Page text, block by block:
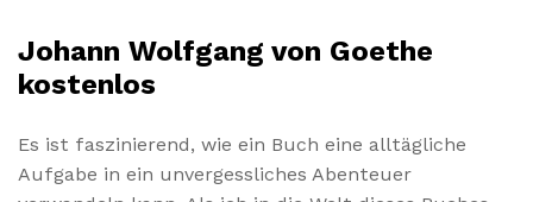
Johann Wolfgang von Goethe
kostenlos
Es ist faszinierend, wie ein Buch eine alltägliche
Aufgabe in ein unvergessliches Abenteuer